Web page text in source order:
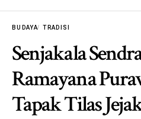
BUDAYA TRADISI
Senjakala
Ramayana
Tapak Tilas